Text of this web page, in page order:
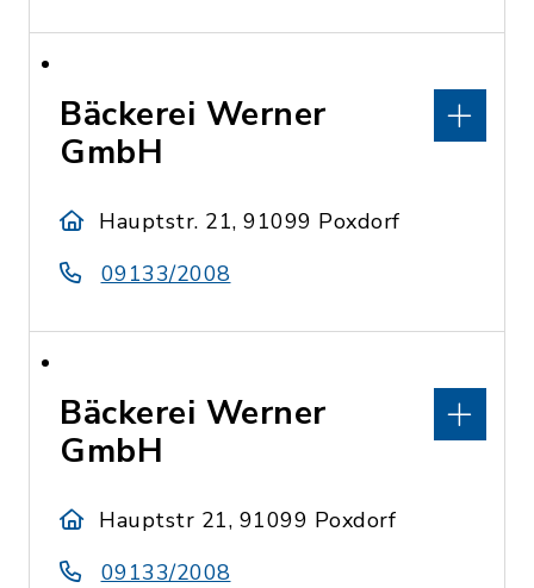
Bäckerei Werner
GmbH
Hauptstr. 21, 91099 Poxdorf
09133/2008
Bäckerei Werner
GmbH
Hauptstr 21, 91099 Poxdorf
09133/2008